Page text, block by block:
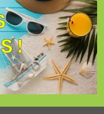
d'achèvement
des travaux
En toutes circonstances,
vous êtes certain que vos
travaux seront achevés